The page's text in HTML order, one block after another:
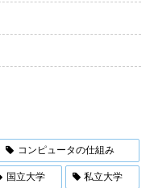
コンピュータの仕組み
国立大学 私立大学